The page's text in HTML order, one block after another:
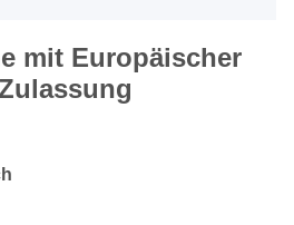
mit Europäischer